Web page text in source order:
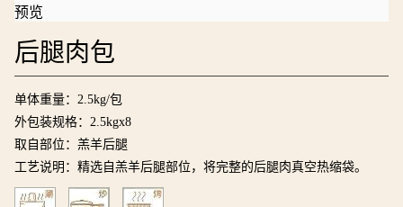
预览
后腿肉包
单体重量：2.5kg/包
外包装规格：2.5kgx8
取自部位：羔羊后腿
工艺说明：精选自羔羊后腿部位，将完整的后腿肉真空热缩袋。